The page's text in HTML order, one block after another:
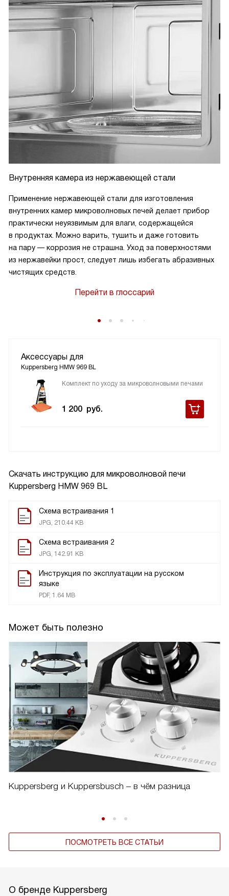
Скачать инструкцию для микроволновой печи
Kuppersberg HMW 969 BL
Схема встраивания 1
JPG, 210.44 KB
Схема встраивания 2
JPG, 142.91 KB
Инструкция по эксплуатации на русском
языке
PDF, 1.64 MB
Может быть полезно
Kuppersberg и Kuppersbusch – в чём разница
ПОСМОТРЕТЬ ВСЕ СТАТЬИ
Внутренняя камера из нержавеющей стали
Применение нержавеющей стали для изготовления
внутренних камер микроволновых печей делает прибор
практически неуязвимым для влаги, содержащейся
в продуктах. Можно варить, тушить и даже готовить
на пару — коррозия не страшна. Уход за поверхностями
из нержавейки прост, следует лишь избегать абразивных
чистящих средств.
Перейти в глоссарий
Аксессуары для
Kuppersberg HMW 969 BL
Комплект по уходу за микроволновыми печами
1 200 руб.
О бренде Kuppersberg